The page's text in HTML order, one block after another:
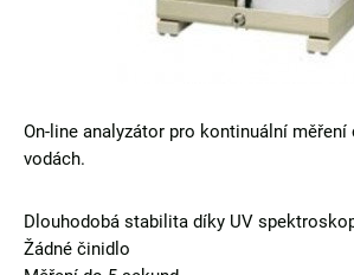
On-line analyzátor pro kontinuální
vodách.
Dlouhodobá stabilita díky UV
Žádné činidlo